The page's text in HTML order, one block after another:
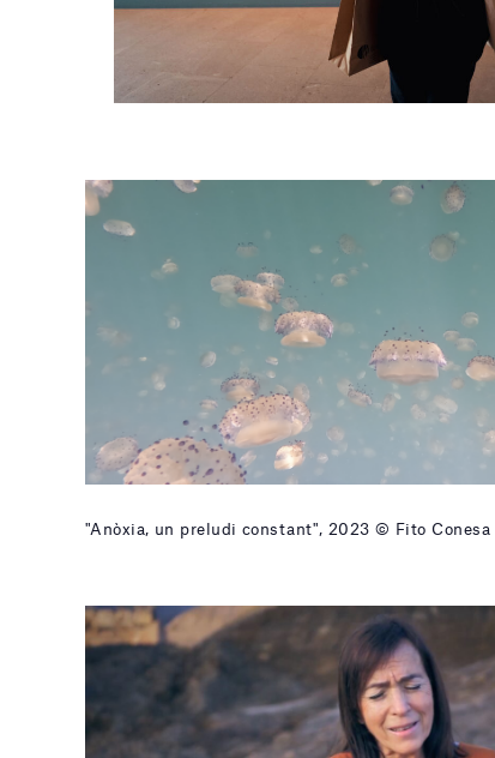
"Anòxia, un preludi constant", 2023 © Fito Conesa